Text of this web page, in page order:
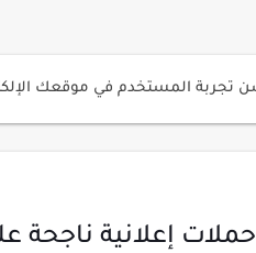
تجربة المستخدم في موقعك
الحماية من هجمات السايبر
إعلانية ناجحة